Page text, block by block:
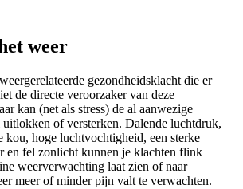
weer
gezondheidsklacht die er
de directe veroorzaker van deze
kan (net als stress) de al aanwezige
of versterken. Dalende luchtdruk,
kou, hoge luchtvochtigheid, een sterke
en fel zonlicht kunnen je klachten flink
weerverwachting laat zien of naar
meer of minder pijn valt te verwachten.